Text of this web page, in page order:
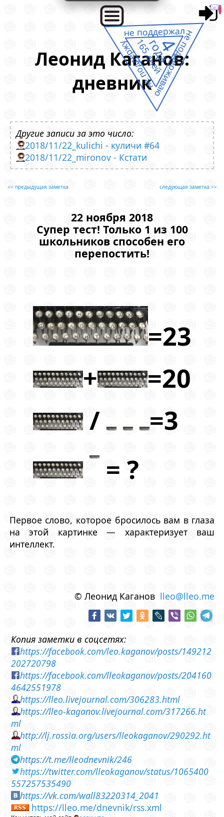
Леонид Каганов:
дневник
Другие записи за это число:
2018/11/22_kulichi - куличи #64
2018/11/22_mironov - Кстати
<< предыдущая заметка следующая заметка >>
22 ноября 2018
Супер тест! Только 1 из 100
школьников способен его
перепостить!
=23
+
=20
/
=3
= ?
Первое слово, которое бросилось вам в глаза
на этой картинке — характеризует ваш
интеллект.
© Леонид Каганов lleo@lleo.me
Копия заметки в соцсетях:
https://facebook.com/leo.kaganov/posts/149212
202720798
https://facebook.com/lleokaganov/posts/204160
4642551978
https://lleo.livejournal.com/306283.html
https://lleo-kaganov.livejournal.com/317266.ht
ml
http://lj.rossia.org/users/lleokaganov/290292.ht
ml
https://t.me/lleodnevnik/246
https://twitter.com/lleokaganov/status/1065400
557257535490
https://vk.com/wall83220314_2041
https://lleo.me/dnevnik/rss.xml
не поддержал
не поддерживаю
не поддержу4
года
165 дней